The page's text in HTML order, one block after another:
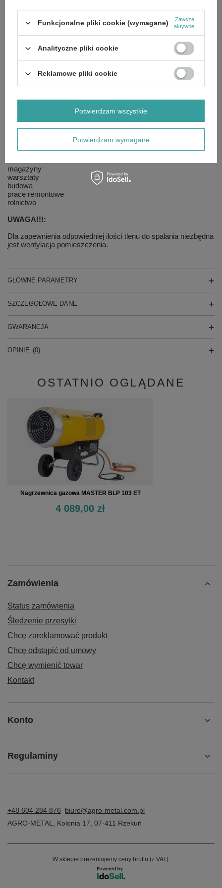
Ciśnienie: 0,75 - 2,0 bar
Zasilanie: 220-240/50 V/Hz
Prąd znamionowy: 1,0 A
Zapłon: elektroniczny
Moc elektryczna: 0,23 kW
Akcesoria opcjonalne:
Termostat pomieszczeniowy TH 5 z 3-metrowym przewodem
zakres działania: 0-36°C, dokładność: ± 1,5°C
Przewód gazowy gwintowany (0,5 m) - 4515.901
Zastosowanie:
magazyny
warsztaty
budowa
prace remontowe
rolnictwo
UWAGA!!!:
Dla zapewnienia odpowiedniej ilości tlenu do spalania niezbędna
jest wentylacja pomieszczenia.
GŁÓWNE PARAMETRY
SZCZEGÓŁOWE DANE
GWARANCJA
OPINIE (0)
OSTATNIO OGLĄDANE
Nagrzewnica gazowa MASTER BLP 103 ET
4 089,00 zł
Zamówienia
Status zamówienia
Śledzenie przesyłki
Chcę zareklamować produkt
Chcę odstąpić od umowy
Chcę wymienić towar
Kontakt
Konto
Regulaminy
+48 604 284 876
biuro@agro-metal.com.pl
AGRO-METAL
Kolonia 17 07-411 Rzekuń
W sklepie prezentujemy ceny brutto (z VAT).
Funkcjonalne pliki cookie (wymagane)
Zawsze
aktywne
Analityczne pliki cookie
Reklamowe pliki cookie
Potwierdzam wymagane
Potwierdzam wszystkie